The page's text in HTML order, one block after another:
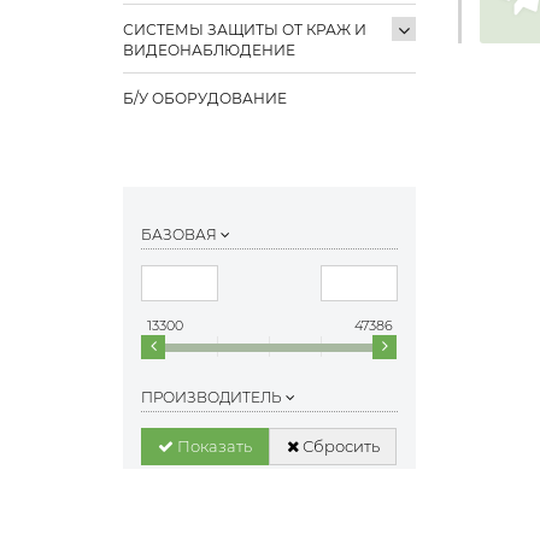
СИСТЕМЫ ЗАЩИТЫ ОТ КРАЖ И
ВИДЕОНАБЛЮДЕНИЕ
Б/У ОБОРУДОВАНИЕ
БАЗОВАЯ
13300 47386
ПРОИЗВОДИТЕЛЬ
Показать Сбросить